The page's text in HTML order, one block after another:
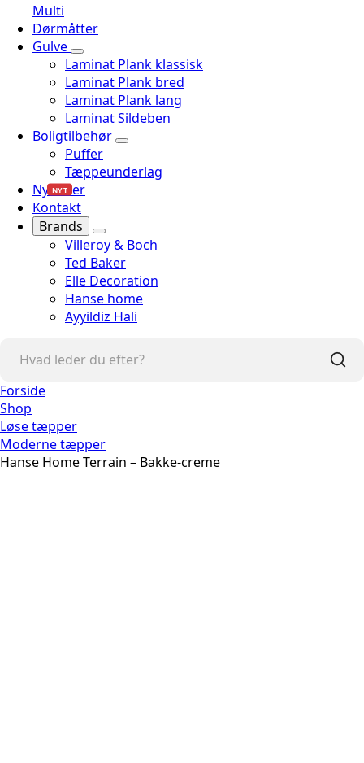
Multi
Dørmåtter
Gulve
Laminat Plank klassisk
Laminat Plank bred
Laminat Plank lang
Laminat Sildeben
Boligtilbehør
Puffer
Tæppeunderlag
Nyheder
NYT
Kontakt
Brands
Villeroy & Boch
Ted Baker
Elle Decoration
Hanse home
Ayyildiz Hali
Forside
Shop
Løse tæpper
Moderne tæpper
Hanse Home Terrain – Bakke-creme